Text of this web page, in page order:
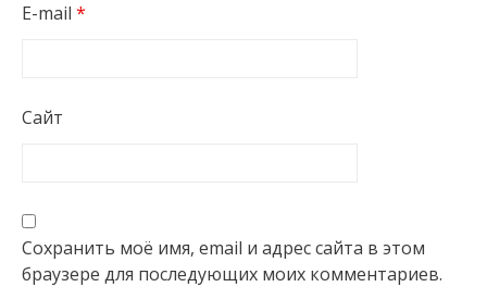
E-mail *
Сайт
Сохранить моё имя, email и адрес сайта в этом
браузере для последующих моих комментариев.